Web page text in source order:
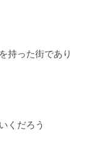
持った街であり
くだろう